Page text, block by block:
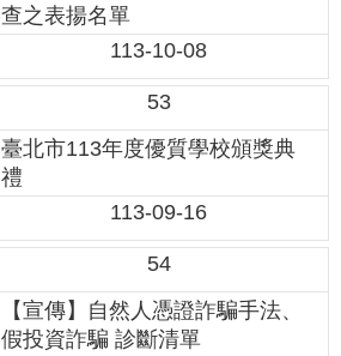
查之表揚名單
113-10-08
53
臺北市113年度優質學校頒獎典
禮
113-09-16
54
【宣傳】自然人憑證詐騙手法、
假投資詐騙 診斷清單